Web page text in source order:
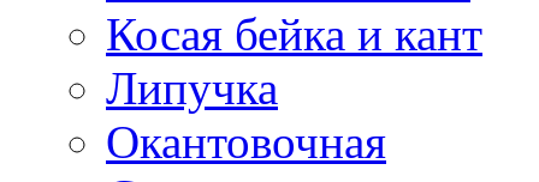
Косая бейка и кант
Липучка
Окантовочная